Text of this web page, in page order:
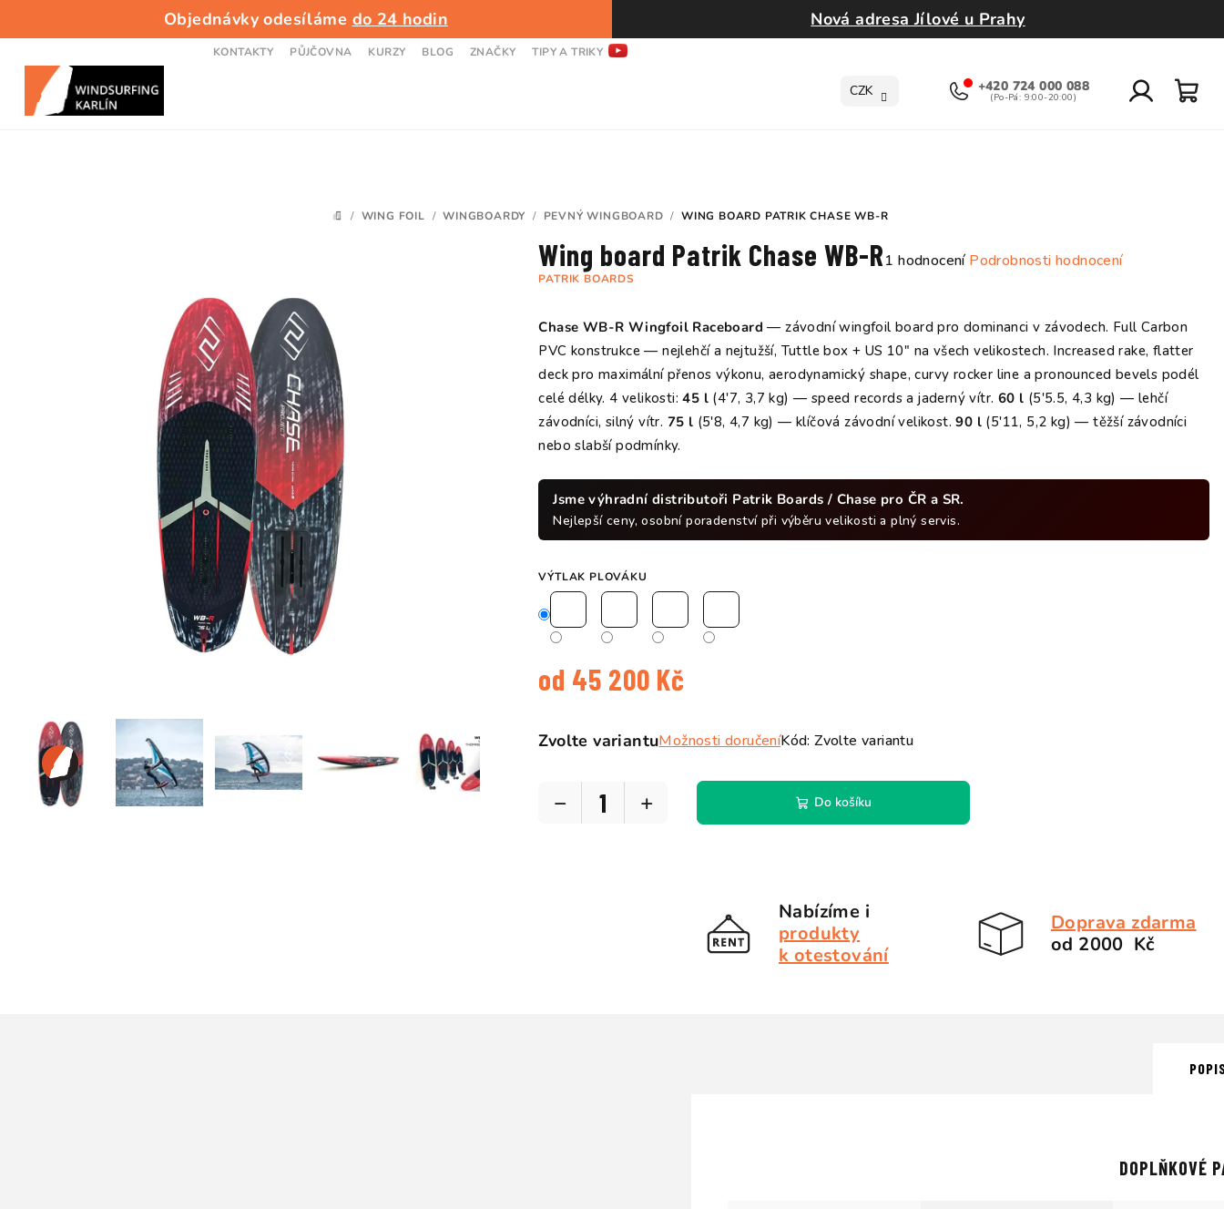
Objednávky odesíláme do 24 hodin Nová adresa Jílové u Prahy
KONTAKTY PŮJČOVNA KURZY BLOG ZNAČKY TIPY A TRIKY
CZK +420 724 000 088
DOMŮ
/ WING FOIL / WINGBOARDY / PEVNÝ WINGBOARD / WING BOARD PATRIK CHASE WB-R
PATRIK BOARDS
Wing board Patrik Chase WB-RPrůměrné
je
5,0
z
5
hvězdiček.
1 hodnocení Podrobnosti hodnocení
Chase WB-R Wingfoil Raceboard — závodní wingfoil board pro dominanci v závodech. Full Carbon
PVC konstrukce — nejlehčí a nejtužší, Tuttle box + US 10" na všech velikostech. Increased rake, flatter
deck pro maximální přenos výkonu, aerodynamický shape, curvy rocker line a pronounced bevels podél
celé délky. 4 velikosti:45 l(4'7, 3,7 kg) — speed records a jaderný vítr. 60 l (5'5.5, 4,3 kg) — lehčí
závodníci, silný vítr. 75 l (5'8, 4,7 kg) — klíčová závodní velikost.90 l(5'11, 5,2 kg) — těžší závodníci
nebo slabší podmínky.
Jsme výhradní distributoři Patrik Boards / Chase pro ČR a SR.
Nejlepší ceny, osobní poradenství při výběru velikosti a plný servis.
VÝTLAK PLOVÁKU
od 45 200 Kč
cena:
Zvolte variantuMožnosti doručeníKód: Zvolte variantu
+
− Do košíku
Nabízíme i
produkty
k otestování
Doprava zdarma
od 2000 Kč
DOPLŇKOVÉ